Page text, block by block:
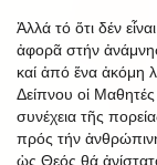
Ἀλλά τό ὅτι δέν
ἀφορᾶ στήν
καί ἀπό ἕνα ἀκόμη
Δείπνου οἱ
συνέχεια τῆς
πρός τήν
ὡς Θεός θά